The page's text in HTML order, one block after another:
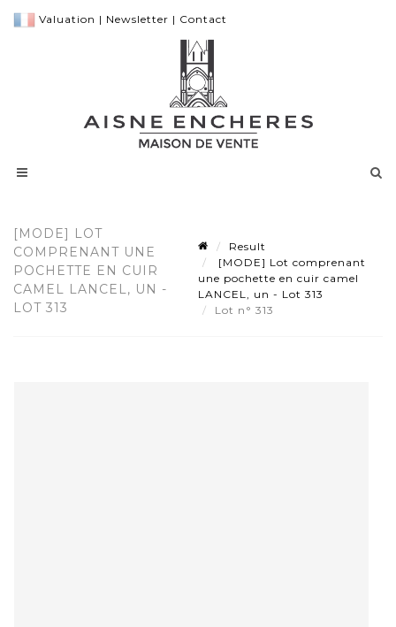
Valuation | Newsletter | Contact
[MODE] LOT
COMPRENANT UNE
POCHETTE EN CUIR
CAMEL LANCEL, UN -
LOT 313
Result
[MODE] Lot comprenant
une pochette en cuir camel
LANCEL, un - Lot 313
Lot n° 313